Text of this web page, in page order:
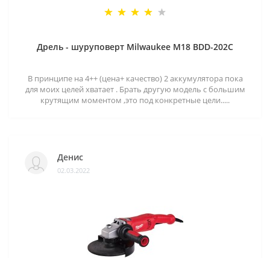
Дрель - шуруповерт Milwaukee M18 BDD-202C
В принципе на 4++ (цена+ качество) 2 аккумулятора пока
для моих целей хватает . Брать другую модель с большим
крутящим моментом ,это под конкретные цели.....
Денис
02.03.2022